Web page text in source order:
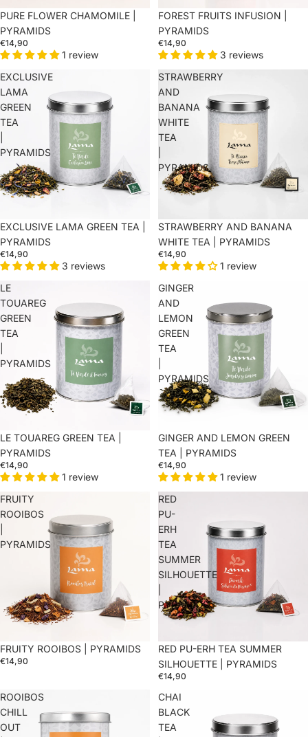
PURE FLOWER CHAMOMILE |
PYRAMIDS
€14,90
1 review
FOREST FRUITS INFUSION |
PYRAMIDS
€14,90
3 reviews
EXCLUSIVE
LAMA
GREEN
TEA
PYRAMIDS
EXCLUSIVE LAMA GREEN TEA |
PYRAMIDS
€14,90
3 reviews
STRAWBERRY
AND
BANANA
WHITE
TEA
PYRAMIDS
STRAWBERRY AND BANANA
WHITE TEA | PYRAMIDS
€14,90
1 review
LE
TOUAREG
GREEN
TEA
PYRAMIDS
LE TOUAREG GREEN TEA |
PYRAMIDS
€14,90
1 review
GINGER
AND
LEMON
GREEN
TEA
PYRAMIDS
GINGER AND LEMON GREEN
TEA | PYRAMIDS
€14,90
1 review
FRUITY
ROOIBOS
PYRAMIDS
FRUITY ROOIBOS | PYRAMIDS
€14,90
RED
PU-
ERH
TEA
SUMMER
SILHOUETTE
PYRAMIDS
RED PU-ERH TEA SUMMER
SILHOUETTE | PYRAMIDS
€14,90
ROOIBOS
CHILL
OUT
CHAI
BLACK
TEA